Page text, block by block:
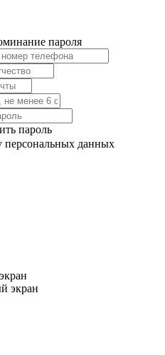
пароля
пароль
персональных данных